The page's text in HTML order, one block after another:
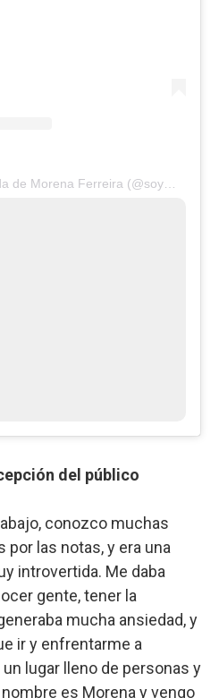
del público
conozco muchas
las notas, y era una
introvertida. Me daba
gente, tener la
mucha ansiedad, y
ir y enfrentarme a
lugar lleno de personas y
es Morena y vengo